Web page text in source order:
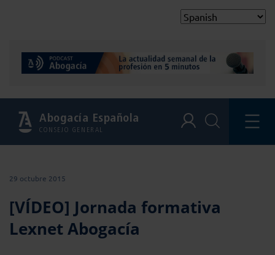
Abogacía Española
CONSEJO GENERAL
29 octubre 2015
[VÍDEO] Jornada formativa
Lexnet Abogacía